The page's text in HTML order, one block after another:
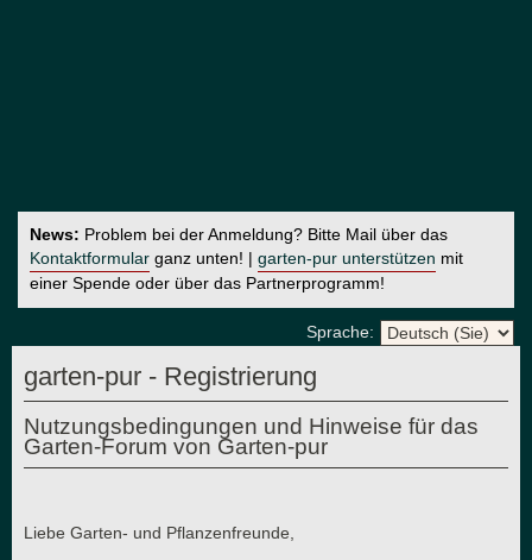
News: Problem bei der Anmeldung? Bitte Mail über das
Kontaktformular ganz unten! | garten-pur unterstützen mit
einer Spende oder über das Partnerprogramm!
Sprache:
garten-pur - Registrierung
Nutzungsbedingungen und Hinweise für das
Garten-Forum von Garten-pur
Liebe Garten- und Pflanzenfreunde,